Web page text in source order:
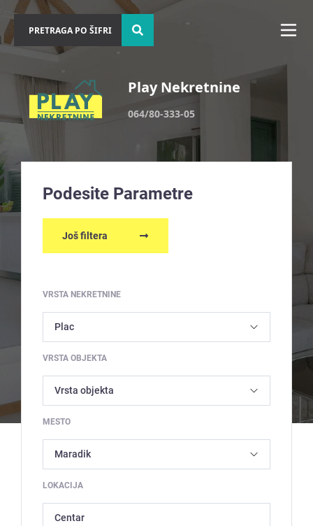
Play Nekretnine
064/80-333-05
Podesite Parametre
Još filtera
VRSTA NEKRETNINE
VRSTA OBJEKTA
MESTO
LOKACIJA
Centar